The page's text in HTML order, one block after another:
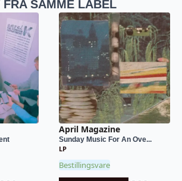
FRA SAMME LABEL
April Magazine
Sunday Music For An Ove...
LP
Bestillingsvare